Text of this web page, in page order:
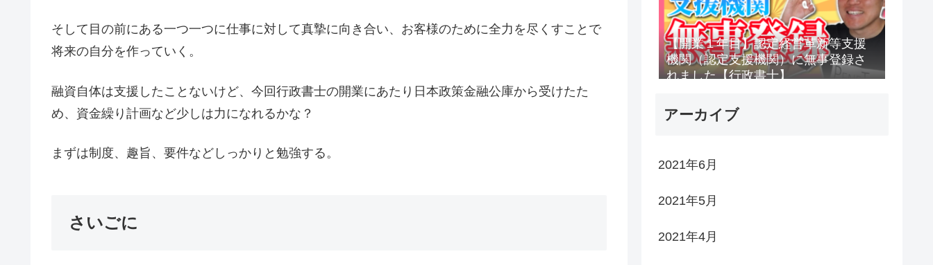
そして目の前にある一つ一つに仕事に対して真摯に向き合い、お客様のために全力を尽くすことで
将来の自分を作っていく。
融資自体は支援したことないけど、今回行政書士の開業にあたり日本政策金融公庫から受けたた
め、資金繰り計画など少しは力になれるかな？
まずは制度、趣旨、要件などしっかりと勉強する。
さいごに
【開業１年目】認定経営革新等支援
機関（認定支援機関）に無事登録さ
れました【行政書士】
アーカイブ
2021年6月
2021年5月
2021年4月